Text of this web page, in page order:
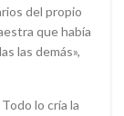
del propio
que había
las demás»,
lo cría la